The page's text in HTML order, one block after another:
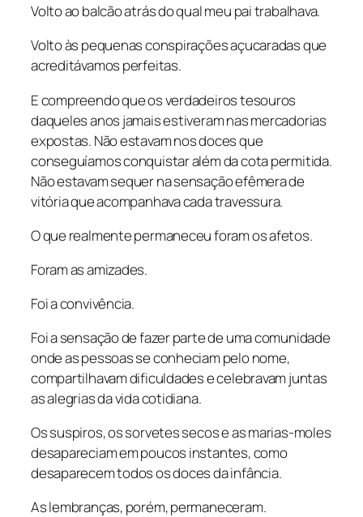
Volto ao balcão atrás do qual meu pai trabalhava.
Volto às pequenas conspirações açucaradas que
acreditávamos perfeitas.
E compreendo que os verdadeiros tesouros
daqueles anos jamais estiveram nas mercadorias
expostas. Não estavam nos doces que
conseguíamos conquistar além da cota permitida.
Não estavam sequer na sensação efêmera de
vitória que acompanhava cada travessura.
O que realmente permaneceu foram os afetos.
Foram as amizades.
Foi a convivência.
Foi a sensação de fazer parte de uma comunidade
onde as pessoas se conheciam pelo nome,
compartilhavam dificuldades e celebravam juntas
as alegrias da vida cotidiana.
Os suspiros, os sorvetes secos e as marias-moles
desapareciam em poucos instantes, como
desaparecem todos os doces da infância.
As lembranças, porém, permaneceram.